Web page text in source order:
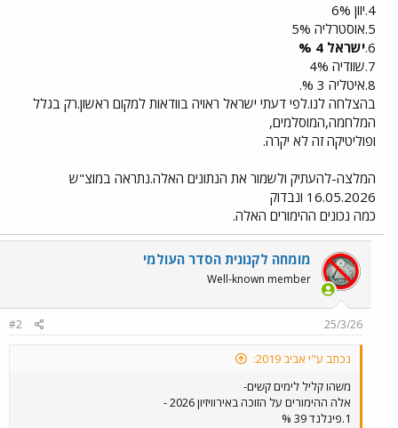
4.יוון 6%
5.אוסטרליה 5%
6.ישראל 4 %
7.שוודיה 4%
8.איטליה 3 %.
בהצלחה לנו.לפי דעתי ישראל ראויה בוודאות למקום ראשון.רק בגלל
המלחמה,המוסלמים,
ופוליטיקה זה לא יקרה.
המלצה-להעתיק ולשמור את הנתונים האלה.נתראה במוצ"ש
16.05.2026 ונבדוק
כמה נכונים ההימורים האלה.
מומחה לקנונית הסדר העולמי
Well-known member
25/3/26
#2
נכתב ע"י אביב 2019:
משהו קליל לימים קשים-
אלה ההימורים על הזוכה באירוויזיון 2026 -
1.פינלנד 39 %